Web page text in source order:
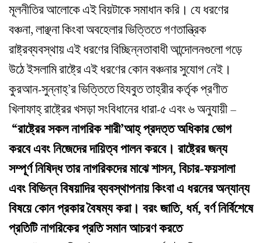
মূলনীতির আলোকে এই বিয়টাকে সমাধান করি। যে ধরণের
বঞ্চনা, লাঞ্ছনা কিংবা অবহেলার ভিত্তিতে গণতান্ত্রিক
রাষ্ট্রব্যবস্থায় এই ধরণের বিচ্ছিন্নতাবাধী আন্দোলনগুলো গড়ে
উঠে ইসলামি রাষ্ট্রে এই ধরণের কোন বঞ্চনার সুযোগ নেই।
কুরআন-সুন্নাহ্‌’র ভিত্তিতে হিযবুত তাহ্‌রীর কর্তৃক প্রণীত
খিলাফাহ্‌ রাষ্ট্রের খসড়া সংবিধানের ধারা-৫ এবং ৬ অনুযায়ী –
“রাষ্ট্রের সকল নাগরিক শারী’আহ্‌ প্রদত্ত অধিকার ভোগ
করবে এবং নিজেদের দায়িত্ব পালন করবে। রাষ্ট্রের জন্য
সম্পূর্ণ নিষিদ্ধ তার নাগরিকদের মাঝে শাসন, বিচার-ফয়সালা
এবং বিভিন্ন বিষয়াদির ব্যবস্থাপনায় কিংবা এ ধরনের অন্যান্য
বিষয়ে কোন প্রকার বৈষম্য করা। বরং জাতি, ধর্ম, বর্ণ নির্বিশেষে
প্রতিটি নাগরিকের প্রতি সমান আচরণ করতে